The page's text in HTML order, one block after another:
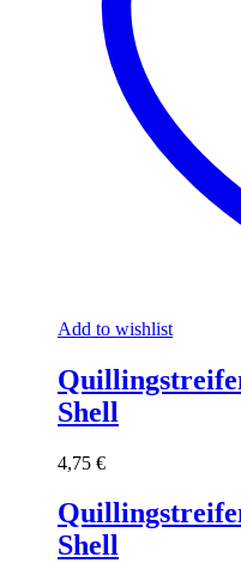
Add to wishlist
Shell
4,75 €
Shell